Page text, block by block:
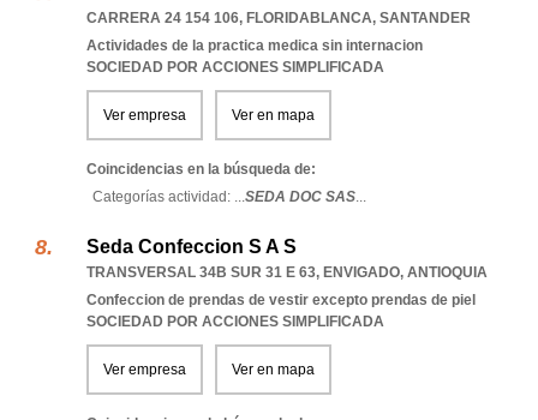
CARRERA 24 154 106, FLORIDABLANCA, SANTANDER
Actividades de la practica medica sin internacion
SOCIEDAD POR ACCIONES SIMPLIFICADA
Ver empresa Ver en mapa
Coincidencias en la búsqueda de:
Categorías actividad: ...SEDA DOC SAS...
Seda Confeccion S A S
TRANSVERSAL 34B SUR 31 E 63, ENVIGADO, ANTIOQUIA
Confeccion de prendas de vestir excepto prendas de piel
SOCIEDAD POR ACCIONES SIMPLIFICADA
Ver empresa Ver en mapa